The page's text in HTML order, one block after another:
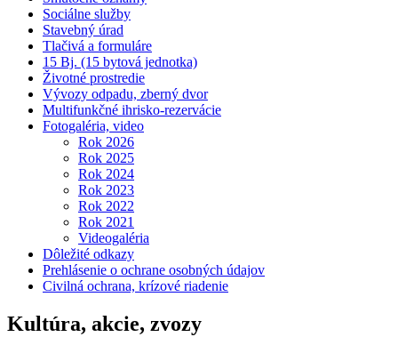
Sociálne služby
Stavebný úrad
Tlačivá a formuláre
15 Bj. (15 bytová jednotka)
Životné prostredie
Vývozy odpadu, zberný dvor
Multifunkčné ihrisko-rezervácie
Fotogaléria, video
Rok 2026
Rok 2025
Rok 2024
Rok 2023
Rok 2022
Rok 2021
Videogaléria
Dôležité odkazy
Prehlásenie o ochrane osobných údajov
Civilná ochrana, krízové riadenie
Kultúra, akcie, zvozy